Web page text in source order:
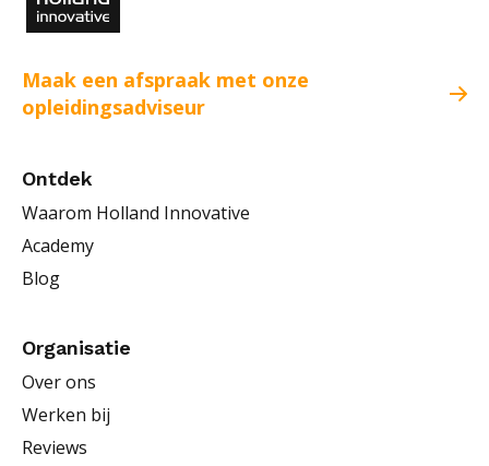
Maak een afspraak met onze
opleidingsadviseur
Ontdek
Waarom Holland Innovative
Academy
Blog
Organisatie
Over ons
Werken bij
Reviews